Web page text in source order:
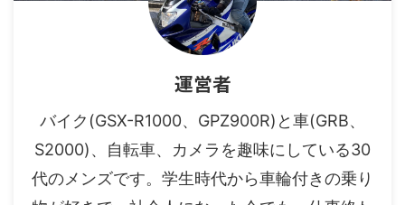
運営者
バイク(GSX-R1000、GPZ900R)と車(GRB、
S2000)、自転車、カメラを趣味にしている30
代のメンズです。学生時代から車輪付きの乗り